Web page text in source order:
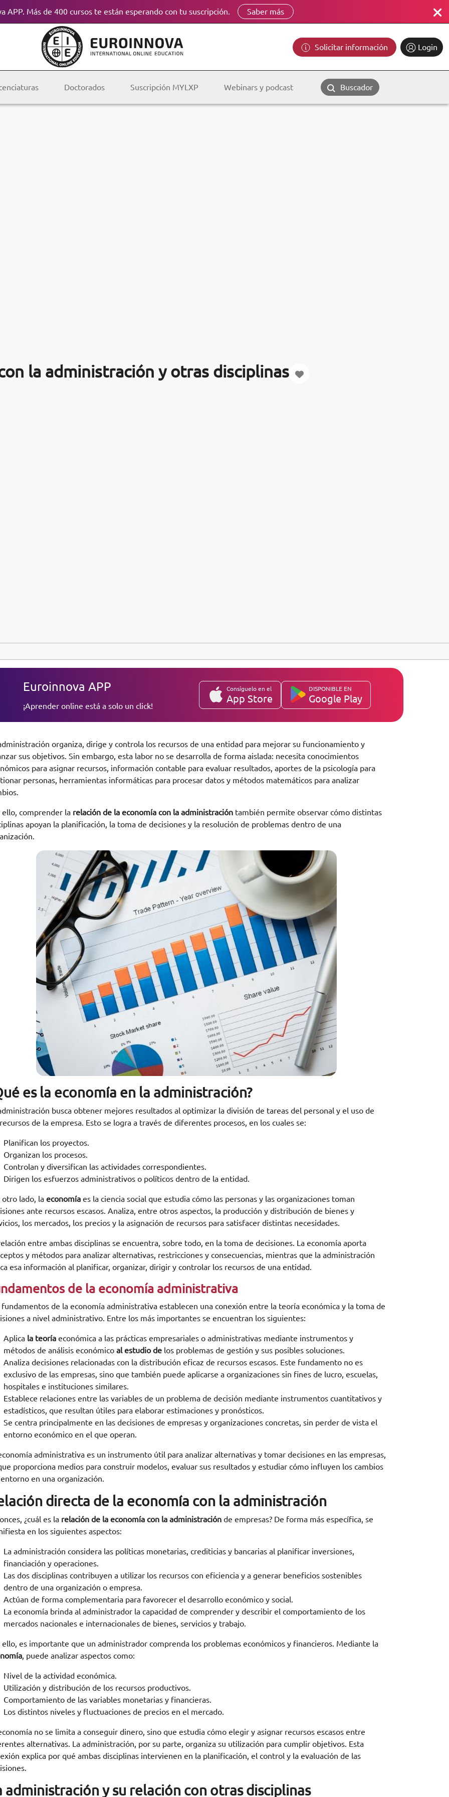
APP. Más de 400 cursos te están esperando con tu suscripción. Saber más
Solicitar información Login
Doctorados Suscripción MYLXP Webinars y podcast Buscador
la administración y otras disciplinas
Euroinnova APP
¡Aprender online está a solo un click!
Consíguelo en el
App Store
DISPONIBLE EN
Google Play
organiza, dirige y controla los recursos de una entidad para mejorar su funcionamiento y
sus objetivos. Sin embargo, esta labor no se desarrolla de forma aislada: necesita conocimientos
para asignar recursos, información contable para evaluar resultados, aportes de la psicología para
personas, herramientas informáticas para procesar datos y métodos matemáticos para analizar
ello, comprender la relación de la economía con la administracióntambién permite observar cómo distintas
apoyan la planificación, la toma de decisiones y la resolución de problemas dentro de una
es la economía en la administración?
busca obtener mejores resultados al optimizar la división de tareas del personal y el uso de
de la empresa. Esto se logra a través de diferentes procesos, en los cuales se:
Planifican los proyectos.
Organizan los procesos.
Controlan y diversifican las actividades correspondientes.
Dirigen los esfuerzos administrativos o políticos dentro de la entidad.
otro lado, la economíaes la ciencia social que estudia cómo las personas y las organizaciones toman
ante recursos escasos. Analiza, entre otros aspectos, la producción y distribución de bienes y
los mercados, los precios y la asignación de recursos para satisfacer distintas necesidades.
entre ambas disciplinas se encuentra, sobre todo, en la toma de decisiones. La economía aporta
y métodos para analizar alternativas, restricciones y consecuencias, mientras que la administración
esa información al planificar, organizar, dirigir y controlar los recursos de una entidad.
de la economía administrativa
fundamentos de la economía administrativa establecen una conexión entre la teoría económica y la toma de
a nivel administrativo. Entre los más importantes se encuentran los siguientes:
Aplica la teoríaeconómica a las prácticas empresariales o administrativas mediante instrumentos y
métodos de análisis económico al estudio delos problemas de gestión y sus posibles soluciones.
Analiza decisiones relacionadas con la distribución eficaz de recursos escasos. Este fundamento no es
exclusivo de las empresas, sino que también puede aplicarse a organizaciones sin fines de lucro, escuelas,
hospitales e instituciones similares.
Establece relaciones entre las variables de un problema de decisión mediante instrumentos cuantitativos y
estadísticos, que resultan útiles para elaborar estimaciones y pronósticos.
Se centra principalmente en las decisiones de empresas y organizaciones concretas, sin perder de vista el
entorno económico en el que operan.
administrativa es un instrumento útil para analizar alternativas y tomar decisiones en las empresas,
proporciona medios para construir modelos, evaluar sus resultados y estudiar cómo influyen los cambios
en una organización.
directa de la economía con la administración
¿cuál es la relación de la economía con la administraciónde empresas? De forma más específica, se
en los siguientes aspectos:
La administración considera las políticas monetarias, crediticias y bancarias al planificar inversiones,
financiación y operaciones.
Las dos disciplinas contribuyen a utilizar los recursos con eficiencia y a generar beneficios sostenibles
dentro de una organización o empresa.
Actúan de forma complementaria para favorecer el desarrollo económico y social.
La economía brinda al administrador la capacidad de comprender y describir el comportamiento de los
mercados nacionales e internacionales de bienes, servicios y trabajo.
ello, es importante que un administrador comprenda los problemas económicos y financieros. Mediante la
, puede analizar aspectos como:
Nivel de la actividad económica.
Utilización y distribución de los recursos productivos.
Comportamiento de las variables monetarias y financieras.
Los distintos niveles y fluctuaciones de precios en el mercado.
no se limita a conseguir dinero, sino que estudia cómo elegir y asignar recursos escasos entre
alternativas. La administración, por su parte, organiza su utilización para cumplir objetivos. Esta
explica por qué ambas disciplinas intervienen en la planificación, el control y la evaluación de las
administración y su relación con otras disciplinas